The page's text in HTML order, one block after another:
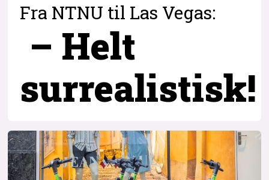
Fra NTNU til Las Vegas:
– Helt
surrealistisk!